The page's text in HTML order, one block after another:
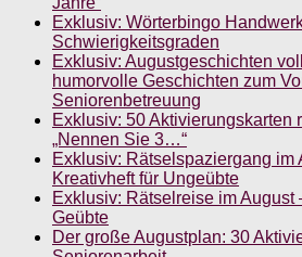
Exklusiv: Wörterbingo
Schwierigkeitsgraden
Exklusiv: Augustgeschichten
humorvolle Geschichten zum
Seniorenbetreuung
Exklusiv: 50 Aktivierungskarten
„Nennen Sie 3…“
Exklusiv: Rätselspaziergang im
Kreativheft für Ungeübte
Exklusiv: Rätselreise im August
Geübte
Der große Augustplan: 30